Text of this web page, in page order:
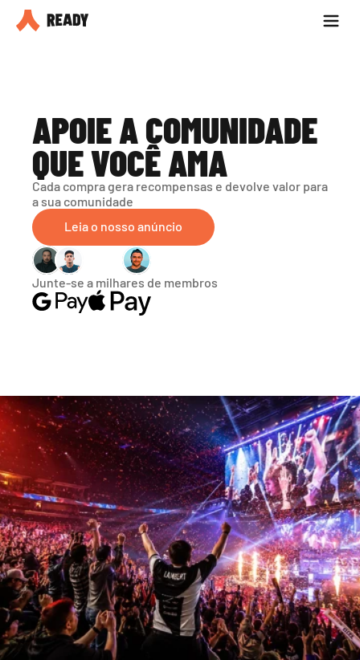
Seja parceiro
APOIE A COMUNIDADE
QUE VOCÊ AMA
Cada compra gera recompensas e devolve valor para
a sua comunidade
Leia o nosso anúncio
Junte-se a milhares de membros